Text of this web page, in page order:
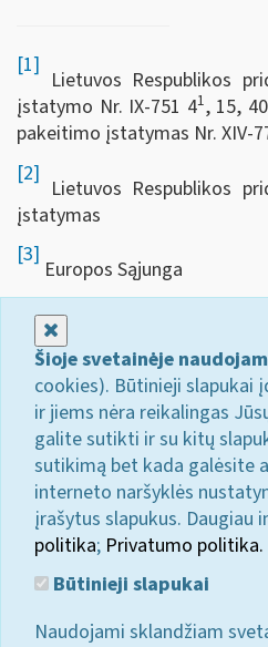
[1]
Lietuvos Respublikos
įstatymo Nr. IX-751 41, 15,
pakeitimo įstatymas Nr. XIV-
[2]
Lietuvos Respublikos
įstatymas
[3]
Europos Sąjunga
Šioje svetainėje
cookies). Būtinieji slapukai
ir jiems nėra reikalingas
galite sutikti ir su kitų
sutikimą bet kada galėsite
interneto naršyklės
įrašytus slapukus. Daugiau
politika; Privatumo politika.
Būtinieji slapukai
Naudojami sklandžiam